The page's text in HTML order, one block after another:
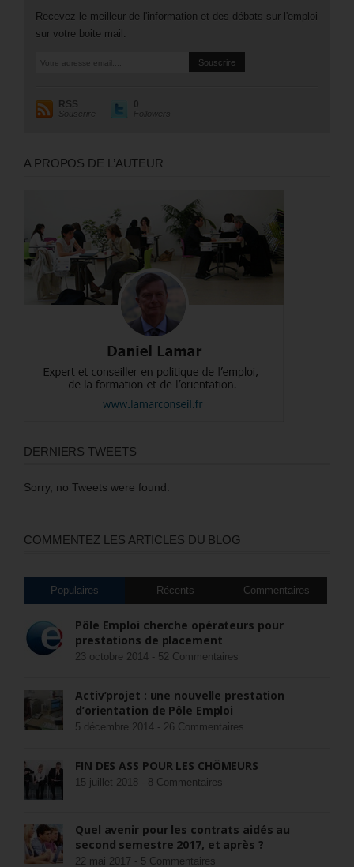
Recevez le meilleur de l'information et des débats sur l'emploi
sur votre boite mail.
RSS
Souscrire
0
Followers
A PROPOS DE L’AUTEUR
DERNIERS TWEETS
Sorry, no Tweets were found.
COMMENTEZ LES ARTICLES DU BLOG
Populaires Récents Commentaires
Pôle Emploi cherche opérateurs pour
prestations de placement
23 octobre 2014 - 52 Commentaires
Activ’projet : une nouvelle prestation
d’orientation de Pôle Emploi
5 décembre 2014 - 26 Commentaires
FIN DES ASS POUR LES CHÔMEURS
15 juillet 2018 - 8 Commentaires
Quel avenir pour les contrats aidés au
second semestre 2017, et après ?
22 mai 2017 - 5 Commentaires